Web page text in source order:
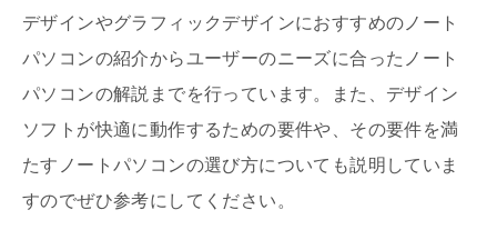
デザインやグラフィックデザインにおすすめのノート
パソコンの紹介からユーザーのニーズに合ったノート
パソコンの解説までを行っています。また、デザイン
ソフトが快適に動作するための要件や、その要件を満
たすノートパソコンの選び方についても説明していま
すのでぜひ参考にしてください。